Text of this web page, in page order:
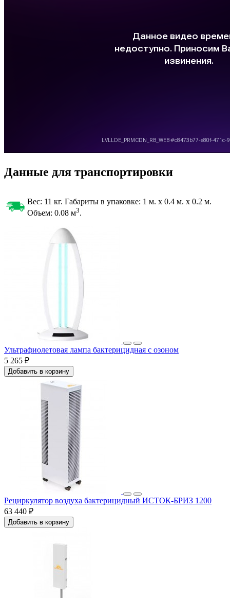
Данные для транспортировки
Вес: 11 кг. Габариты в упаковке: 1 м. x 0.4 м. x 0.2 м.
Объем: 0.08 м3.
Ультрафиолетовая лампа бактерицидная с озоном
5 265 ₽
Добавить в корзину
Рециркулятор воздуха бактерицидный ИСТОК-БРИЗ 1200
63 440 ₽
Добавить в корзину